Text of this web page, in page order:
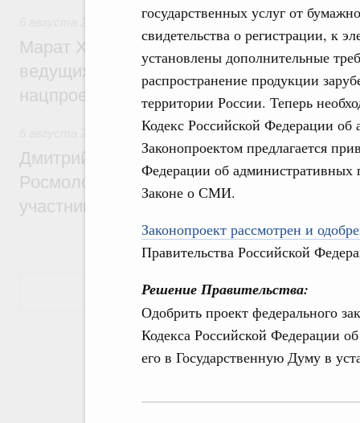
государственных услуг от
свидетельства о регистрации, к
установлены дополнительные
распространение продукции
территории России. Теперь
Кодекс Российской Федерации
Законопроектом предлагается
Федерации об административных
Законе о СМИ.
Законопроект рассмотрен и
Правительства Российской
Решение Правительства:
Одобрить проект федерального
Кодекса Российской Федерации
его в Государственную Думу в
Национальный проект «Инфраструктура
Марат Хуснуллин: Порядка 200
ведущих к спортивным объектам,
нацпроекту «Инфраструктура для
Молодёжная политика
Дмитрий Чернышенко, Сергей Кравцов и
Росмолодёжи Григорий Гуров
участников проекта «Кольцо открытий»
Показать еще